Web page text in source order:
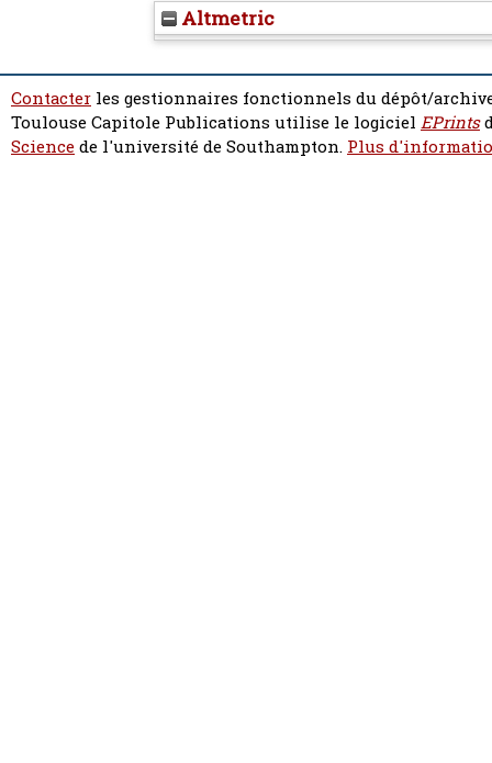
Altmetric
Contacter les gestionnaires fonctionnels du dépôt/
Toulouse Capitole Publications utilise le logiciel EPrints
Sciencede l'université de Southampton. Plus